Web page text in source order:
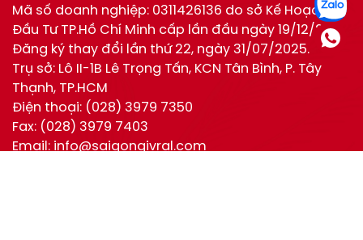
Mã số doanh nghiệp: 0311426136 do sở Kế Hoạch và
Đầu Tư TP.Hồ Chí Minh cấp lần đầu ngày 19/12/2011.
Đăng ký thay đổi lần thứ 22, ngày 31/07/2025.
Trụ sở: Lô II-1B Lê Trọng Tấn, KCN Tân Bình, P. Tây
Thạnh, TP.HCM
Điện thoại: (028) 3979 7350
Fax: (028) 3979 7403
Email: info@saigongivral.com